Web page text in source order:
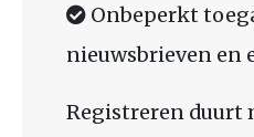
Onbeperkt
nieuwsbrieven en
Registreren duurt